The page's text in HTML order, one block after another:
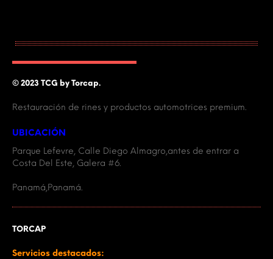
© 2023 TCG by Torcap.
Restauración de rines y productos automotrices premium.
UBICACIÓN
Parque Lefevre, Calle Diego Almagro,antes de entrar a
Costa Del Este, Galera #6.
Panamá,Panamá.
TORCAP
Servicios destacados: